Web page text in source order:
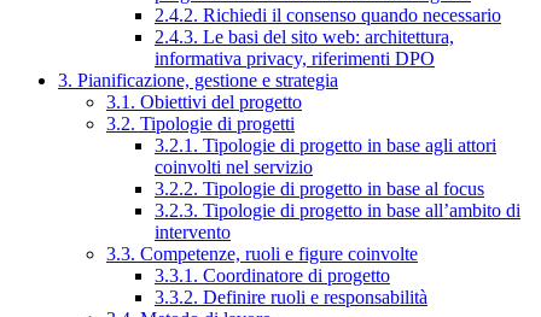
2.4.2. Richiedi il consenso quando necessario
2.4.3. Le basi del sito web: architettura,
informativa privacy, riferimenti DPO
3. Pianificazione, gestione e strategia
3.1. Obiettivi del progetto
3.2. Tipologie di progetti
3.2.1. Tipologie di progetto in base agli attori
coinvolti nel servizio
3.2.2. Tipologie di progetto in base al focus
3.2.3. Tipologie di progetto in base all’ambito di
intervento
3.3. Competenze, ruoli e figure coinvolte
3.3.1. Coordinatore di progetto
3.3.2. Definire ruoli e responsabilità